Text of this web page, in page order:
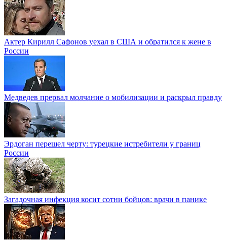
Актер Кирилл Сафонов уехал в США и обратился к жене в
России
Медведев прервал молчание о мобилизации и раскрыл правду
Эрдоган перешел черту: турецкие истребители у границ
России
Загадочная инфекция косит сотни бойцов: врачи в панике